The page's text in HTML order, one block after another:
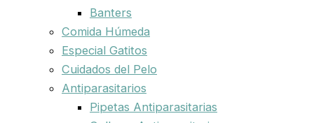
Banters
Comida Húmeda
Especial Gatitos
Cuidados del Pelo
Antiparasitarios
Pipetas Antiparasitarias